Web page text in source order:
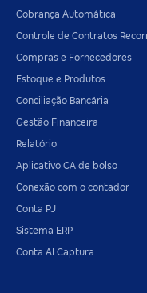
Cobrança Automática
Controle de Contratos
Compras e Fornecedores
Estoque e Produtos
Conciliação Bancária
Gestão Financeira
Relatório
Aplicativo CA de bolso
Conexão com o contador
Conta PJ
Sistema ERP
Conta AI Captura